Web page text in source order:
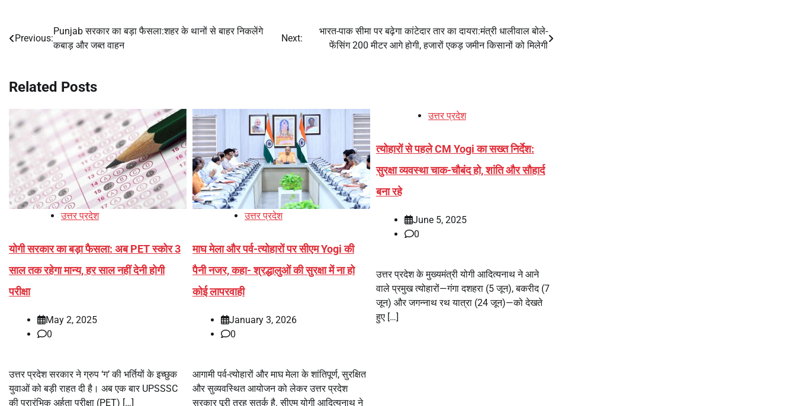
Post
navigation
Previous:
Punjab सरकार का बड़ा फैसला:शहर के थानों से बाहर निकलेंगे
कबाड़ और जब्त वाहन
Next:
भारत-पाक सीमा पर बढ़ेगा कांटेदार तार का दायरा:मंत्री धालीवाल बोले-
फेंसिंग 200 मीटर आगे होगी, हजारों एकड़ जमीन किसानों को मिलेगी
Related Posts
उत्तर प्रदेश
योगी सरकार का बड़ा फैसला: अब PET स्कोर 3
साल तक रहेगा मान्य, हर साल नहीं देनी होगी
परीक्षा
May 2, 2025
0
उत्तर प्रदेश सरकार ने ग्रुप ‘ग’ की भर्तियों के इच्छुक
युवाओं को बड़ी राहत दी है। अब एक बार UPSSSC
की प्रारंभिक अर्हता परीक्षा (PET) […]
उत्तर प्रदेश
माघ मेला और पर्व-त्योहारों पर सीएम Yogi की
पैनी नजर, कहा- श्रद्धालुओं की सुरक्षा में ना हो
कोई लापरवाही
January 3, 2026
0
आगामी पर्व-त्योहारों और माघ मेला के शांतिपूर्ण, सुरक्षित
और सुव्यवस्थित आयोजन को लेकर उत्तर प्रदेश
सरकार पूरी तरह सतर्क है. सीएम योगी आदित्यनाथ ने
उत्तर प्रदेश
त्योहारों से पहले CM Yogi का सख्त निर्देश:
सुरक्षा व्यवस्था चाक-चौबंद हो, शांति और सौहार्द
बना रहे
June 5, 2025
0
उत्तर प्रदेश के मुख्यमंत्री योगी आदित्यनाथ ने आने
वाले प्रमुख त्योहारों—गंगा दशहरा (5 जून), बकरीद (7
जून) और जगन्नाथ रथ यात्रा (24 जून)—को देखते
हुए […]